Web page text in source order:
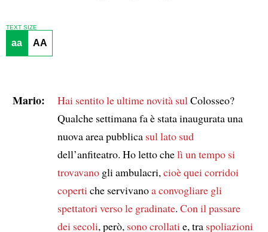
TEXT SIZE
aa AA
Mario: Hai sentito le ultime novità sul Colosseo?
Qualche settimana fa è stata inaugurata una
nuova area pubblica sul lato sud
dell’anfiteatro. Ho letto chelì un tempo si
trovavanogli ambulacri, cioèquei corridoi
coperti che servivanoa convogliare gli
spettatori versole gradinate. Con il passare
dei secoli, però, sono crollati e, tra spoliazioni